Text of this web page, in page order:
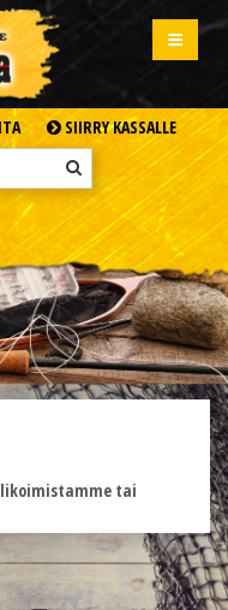
SIIRRY KASSALLE
tai